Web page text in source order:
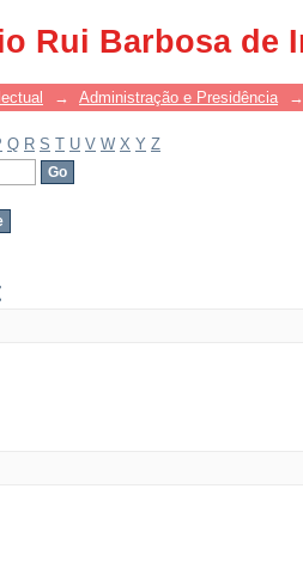
Rui Barbosa de
→ Administração e Presidência →
Q R S T U V W X Y Z